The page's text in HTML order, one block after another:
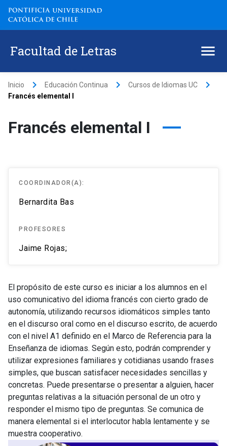
Facultad de Letras
Inicio keyboard_arrow_right Educación Continua keyboard_arrow_right Cursos de Idiomas UC keyboard_arrow_right
Francés elemental I
Francés elemental I
El propósito de este curso es iniciar a los alumnos en el
uso comunicativo del idioma francés con cierto grado de
autonomía, utilizando recursos idiomáticos simples tanto
en el discurso oral como en el discurso escrito, de acuerdo
con el nivel A1 definido en el Marco de Referencia para la
Enseñanza de idiomas. Según esto, podrán comprender y
utilizar expresiones familiares y cotidianas usando frases
simples, que buscan satisfacer necesidades sencillas y
concretas. Puede presentarse o presentar a alguien, hacer
preguntas relativas a la situación personal de un otro y
responder el mismo tipo de preguntas. Se comunica de
manera elemental si el interlocutor habla lentamente y se
muestra cooperativo.
COORDINADOR(A):
Bernardita Bas
PROFESORES
Jaime Rojas;